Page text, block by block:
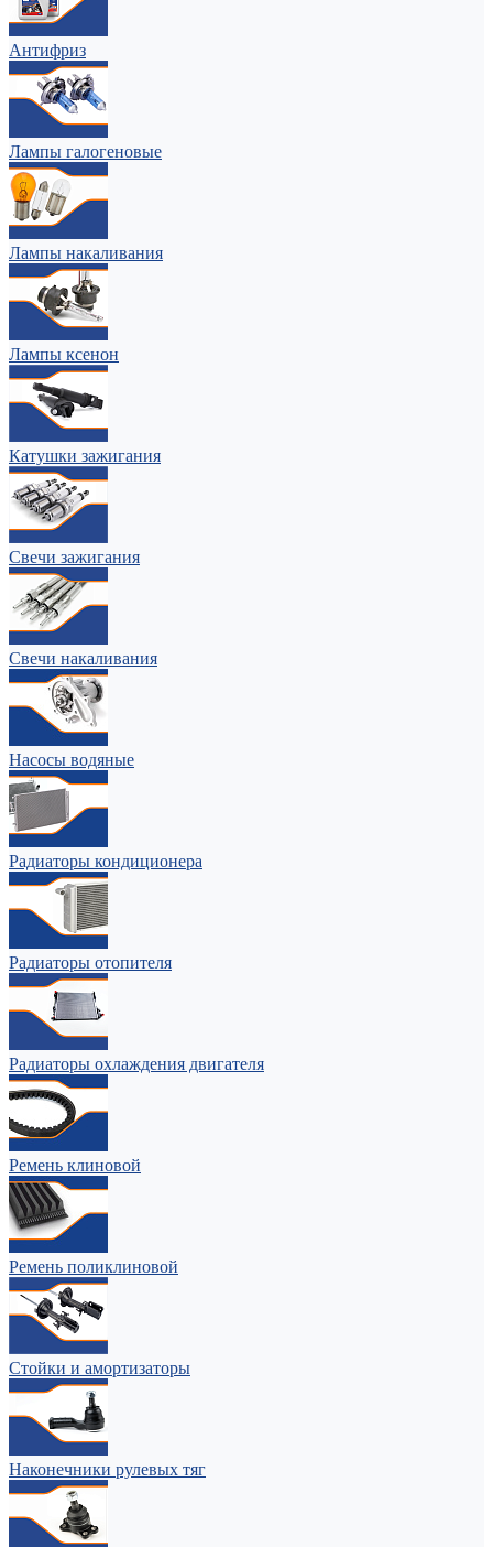
Антифриз
Лампы галогеновые
Лампы накаливания
Лампы ксенон
Катушки зажигания
Свечи зажигания
Свечи накаливания
Насосы водяные
Радиаторы кондиционера
Радиаторы отопителя
Радиаторы охлаждения двигателя
Ремень клиновой
Ремень поликлиновой
Стойки и амортизаторы
Наконечники рулевых тяг